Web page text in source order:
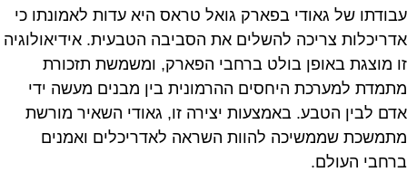
עבודתו של גאודי בפארק גואל טראס היא עדות לאמונתו כי
אדריכלות צריכה להשלים את הסביבה הטבעית. אידיאולוגיה
זו מוצגת באופן בולט ברחבי הפארק, ומשמשת תזכורת
מתמדת למערכת היחסים ההרמונית בין מבנים מעשה ידי
אדם לבין הטבע. באמצעות יצירה זו, גאודי השאיר מורשת
מתמשכת שממשיכה להוות השראה לאדריכלים ואמנים
ברחבי העולם.